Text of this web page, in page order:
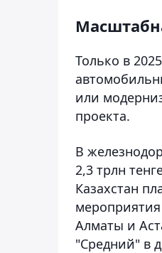
Только в
или
проекта.
В
2,3 трлн
Казахстан
мероприятия
Алматы и
"Средний" в